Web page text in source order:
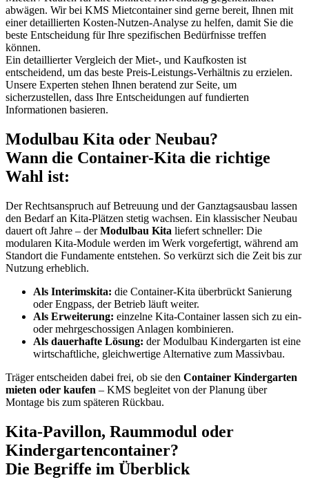
abwägen. Wir bei KMS Mietcontainer sind gerne bereit, Ihnen mit
einer detaillierten Kosten-Nutzen-Analyse zu helfen, damit Sie die
beste Entscheidung für Ihre spezifischen Bedürfnisse treffen
können.
Ein detaillierter Vergleich der Miet-, und Kaufkosten ist
entscheidend, um das beste Preis-Leistungs-Verhältnis zu erzielen.
Unsere Experten stehen Ihnen beratend zur Seite, um
sicherzustellen, dass Ihre Entscheidungen auf fundierten
Informationen basieren.
Modulbau Kita oder Neubau?
Wann die Container-Kita die richtige
Wahl ist:
Der Rechtsanspruch auf Betreuung und der Ganztagsausbau lassen
den Bedarf an Kita-Plätzen stetig wachsen. Ein klassischer Neubau
dauert oft Jahre – derModulbau Kita liefert schneller: Die
modularen Kita-Module werden im Werk vorgefertigt, während am
Standort die Fundamente entstehen. So verkürzt sich die Zeit bis zur
Nutzung erheblich.
Als Interimskita: die Container-Kita überbrückt Sanierung
oder Engpass, der Betrieb läuft weiter.
Als Erweiterung: einzelne Kita-Container lassen sich zu ein-
oder mehrgeschossigen Anlagen kombinieren.
Als dauerhafte Lösung: der Modulbau Kindergarten ist eine
wirtschaftliche, gleichwertige Alternative zum Massivbau.
Träger entscheiden dabei frei, ob sie den Container Kindergarten
mieten oder kaufen – KMS begleitet von der Planung über
Montage bis zum späteren Rückbau.
Kita-Pavillon, Raummodul oder
Kindergartencontainer?
Die Begriffe im Überblick